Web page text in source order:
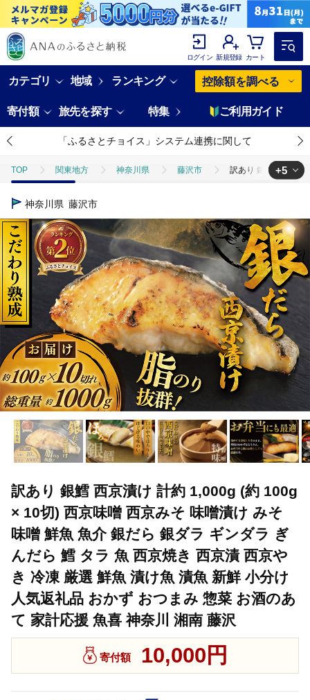
ログイン 新規登録 カート
カテゴリ 地域 ランキング 控除額を調べる
寄付額 旅先を探す 特集 ご利用ガイド
「ふるさとチョイス」システム連携に関して
TOP 関東地方 神奈川県 藤沢市 訳あり 銀鱈 西京漬
TOP
TOP 魚介類 鮮魚 ほかの鮮魚 訳あり 銀鱈 西京漬け
TOP 加工食品 惣菜・レトルト 訳あり 銀鱈 西京漬け 計約
TOP 加工食品 惣菜・レトルト ほかの惣菜 訳あり 銀
TOP 加工食品 ほかの加工食品 訳あり 銀鱈 西京漬け 計約
+5
神奈川県 藤沢市
訳あり 銀鱈 西京漬け 計約 1,000g (約 100g
× 10切) 西京味噌 西京みそ 味噌漬け みそ
味噌 鮮魚 魚介 銀だら 銀ダラ ギンダラ ぎ
んだら 鱈 タラ 魚 西京焼き 西京漬 西京や
き 冷凍 厳選 鮮魚 漬け魚 漬魚 新鮮 小分け
人気返礼品 おかず おつまみ 惣菜 お酒のあ
て 家計応援 魚喜 神奈川 湘南 藤沢
寄付額 10,000円